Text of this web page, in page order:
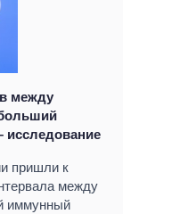
между
исследование
пришли к
между
иммунный